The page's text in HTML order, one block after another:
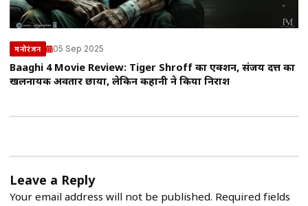
मनोरंजन 05 Sep 2025
Baaghi 4 Movie Review: Tiger Shroff का एक्शन, संजय दत्त का
खलनायक अवतार छाया, लेकिन कहानी ने किया निराश
Leave a Reply
Your email address will not be published. Required fields